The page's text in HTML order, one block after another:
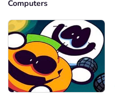
Computers